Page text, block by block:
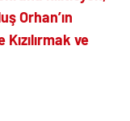
Orhan’ın
ve